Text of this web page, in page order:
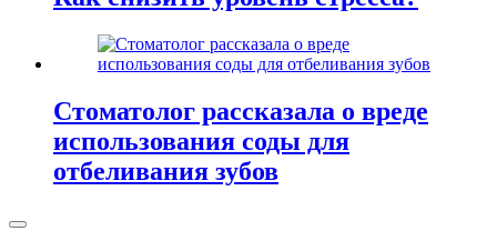
Стоматолог рассказала о вреде
использования соды для
отбеливания зубов